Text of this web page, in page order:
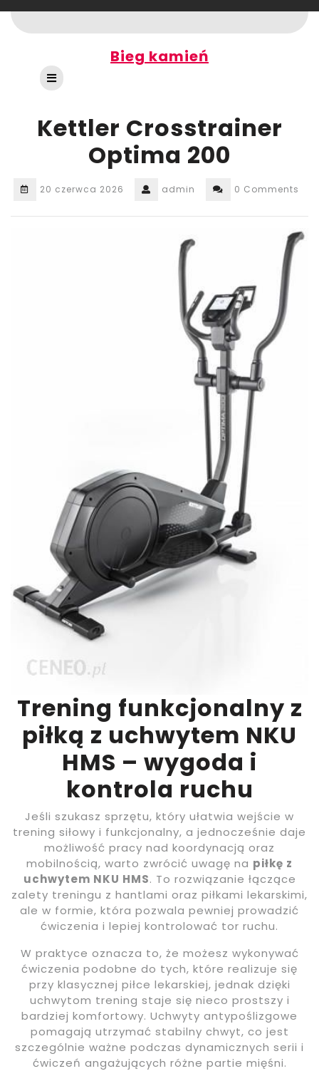
to
content
Bieg kamień
Open
Button
Kettler Crosstrainer
Optima 200
20 czerwca 2026 admin 0 Comments
Trening funkcjonalny z
piłką z uchwytem NKU
HMS – wygoda i
kontrola ruchu
Jeśli szukasz sprzętu, który ułatwia wejście w
trening siłowy i funkcjonalny, a jednocześnie daje
możliwość pracy nad koordynacją oraz
mobilnością, warto zwrócić uwagę na piłkę z
uchwytem NKU HMS. To rozwiązanie łączące
zalety treningu z hantlami oraz piłkami lekarskimi,
ale w formie, która pozwala pewniej prowadzić
ćwiczenia i lepiej kontrolować tor ruchu.
W praktyce oznacza to, że możesz wykonywać
ćwiczenia podobne do tych, które realizuje się
przy klasycznej piłce lekarskiej, jednak dzięki
uchwytom trening staje się nieco prostszy i
bardziej komfortowy. Uchwyty antypoślizgowe
pomagają utrzymać stabilny chwyt, co jest
szczególnie ważne podczas dynamicznych serii i
ćwiczeń angażujących różne partie mięśni.